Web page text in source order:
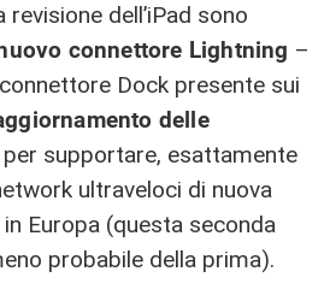
dell’iPad sono
connettore Lightning –
Dock presente sui
delle
per supportare, esattamente
ultraveloci di nuova
Europa (questa seconda
probabile della prima).